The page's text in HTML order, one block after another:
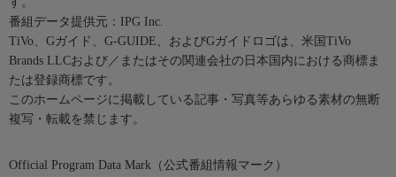
番組データ提供元：IPG Inc.
TiVo、Gガイド、G-GUIDE、およびGガイドロゴは、米国TiVo
Brands LLCおよび／またはその関連会社の日本国内における商標ま
たは登録商標です。
このホームページに掲載している記事・写真等あらゆる素材の無断
複写・転載を禁じます。
Official Program Data Mark（公式番組情報マーク）